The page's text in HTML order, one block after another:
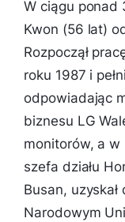
W ciągu ponad
Kwon (56 lat)
Rozpoczął
roku 1987 i
odpowiadając
biznesu LG
monitorów, a w
szefa działu
Busan,
Narodowym